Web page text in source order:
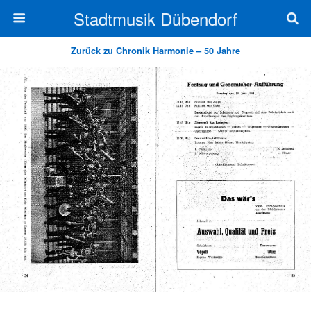
Stadtmusik Dübendorf
Zurück zu Chronik Harmonie – 50 Jahre